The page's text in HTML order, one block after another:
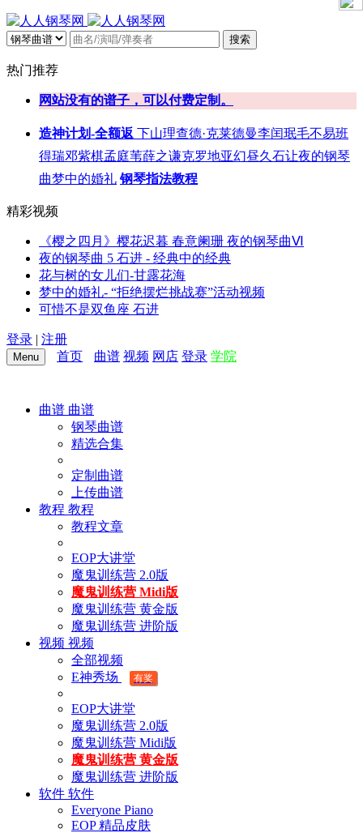
搜索
热门推荐
网站没有的谱子，可以付费定制。
造神计划-全额返 下山理查德·克莱德曼李闰珉毛不易班
得瑞邓紫棋孟庭苇薛之谦克罗地亚幻昼久石让夜的钢琴
曲梦中的婚礼 钢琴指法教程
精彩视频
《樱之四月》樱花迟暮 春意阑珊 夜的钢琴曲Ⅵ
夜的钢琴曲 5 石进 - 经典中的经典
花与树的女儿们-甘露花海
梦中的婚礼- “拒绝摆烂挑战赛”活动视频
可惜不是双鱼座 石进
登录 | 注册
Menu 首页 曲谱 视频 网店 登录 学院
曲谱 曲谱
钢琴曲谱
精选合集
定制曲谱
上传曲谱
教程 教程
教程文章
EOP大讲堂
魔鬼训练营 2.0版
魔鬼训练营 Midi版
魔鬼训练营 黄金版
魔鬼训练营 进阶版
视频 视频
全部视频
E神秀场
有奖
EOP大讲堂
魔鬼训练营 2.0版
魔鬼训练营 Midi版
魔鬼训练营 黄金版
魔鬼训练营 进阶版
软件 软件
Everyone Piano
EOP 精品皮肤